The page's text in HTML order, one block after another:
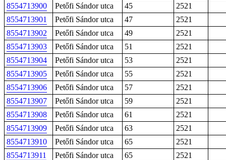
8554713900
Petőfi Sándor utca 45
2521
8554713901
Petőfi Sándor utca 47
2521
8554713902
Petőfi Sándor utca 49
2521
8554713903
Petőfi Sándor utca 51
2521
8554713904
Petőfi Sándor utca 53
2521
8554713905
Petőfi Sándor utca 55
2521
8554713906
Petőfi Sándor utca 57
2521
8554713907
Petőfi Sándor utca 59
2521
8554713908
Petőfi Sándor utca 61
2521
8554713909
Petőfi Sándor utca 63
2521
8554713910
Petőfi Sándor utca 65
2521
8554713911
Petőfi Sándor utca 65
2521